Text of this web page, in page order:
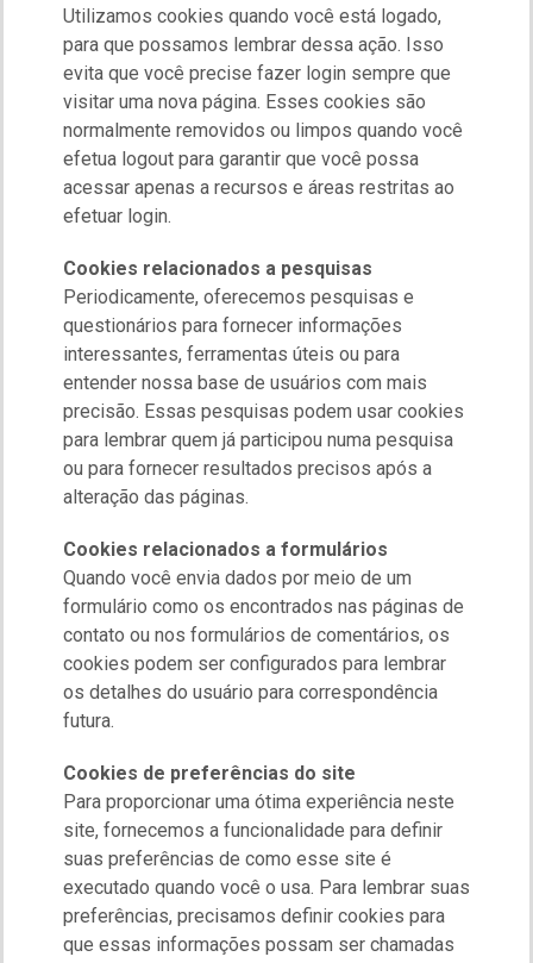
Utilizamos cookies quando você está logado,
para que possamos lembrar dessa ação. Isso
evita que você precise fazer login sempre que
visitar uma nova página. Esses cookies são
normalmente removidos ou limpos quando você
efetua logout para garantir que você possa
acessar apenas a recursos e áreas restritas ao
efetuar login.
Cookies relacionados a pesquisas
Periodicamente, oferecemos pesquisas e
questionários para fornecer informações
interessantes, ferramentas úteis ou para
entender nossa base de usuários com mais
precisão. Essas pesquisas podem usar cookies
para lembrar quem já participou numa pesquisa
ou para fornecer resultados precisos após a
alteração das páginas.
Cookies relacionados a formulários
Quando você envia dados por meio de um
formulário como os encontrados nas páginas de
contato ou nos formulários de comentários, os
cookies podem ser configurados para lembrar
os detalhes do usuário para correspondência
futura.
Cookies de preferências do site
Para proporcionar uma ótima experiência neste
site, fornecemos a funcionalidade para definir
suas preferências de como esse site é
executado quando você o usa. Para lembrar suas
preferências, precisamos definir cookies para
que essas informações possam ser chamadas